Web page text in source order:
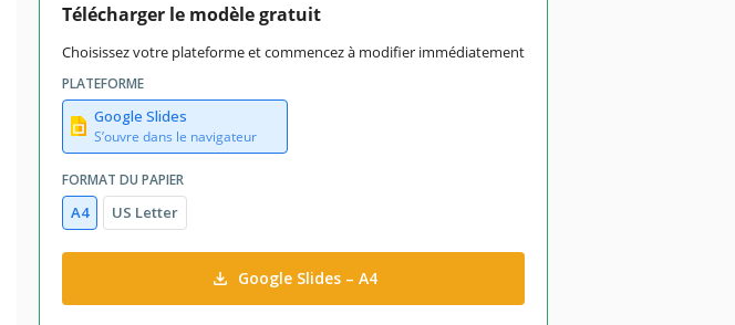
Télécharger le modèle gratuit
Choisissez votre plateforme et commencez à modifier immédiatement
PLATEFORME
Google Slides
S’ouvre dans le navigateur
FORMAT DU PAPIER
A4 US Letter
Google Slides – A4